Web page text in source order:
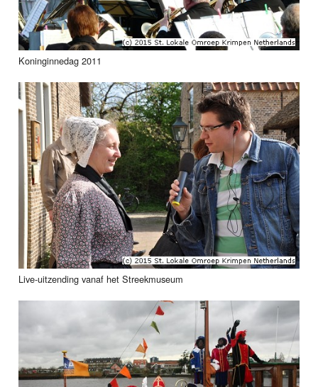
Koninginnedag 2011
Live-uitzending vanaf het Streekmuseum